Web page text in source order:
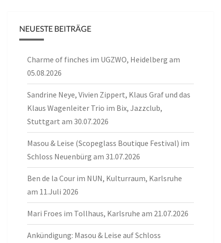
NEUESTE BEITRÄGE
Charme of finches im UGZWO, Heidelberg am
05.08.2026
Sandrine Neye, Vivien Zippert, Klaus Graf und das
Klaus Wagenleiter Trio im Bix, Jazzclub,
Stuttgart am 30.07.2026
Masou & Leise (Scopeglass Boutique Festival) im
Schloss Neuenbürg am 31.07.2026
Ben de la Cour im NUN, Kulturraum, Karlsruhe
am 11.Juli 2026
Mari Froes im Tollhaus, Karlsruhe am 21.07.2026
Ankündigung: Masou & Leise auf Schloss